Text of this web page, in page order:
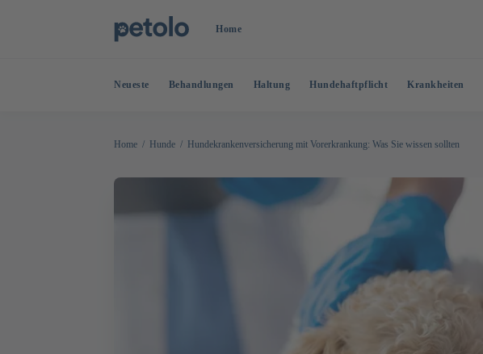
Home
Neueste Behandlungen Haltung Hundehaftpflicht Krankheiten
Home Hunde Hundekranken­versicherung mit Vorerkrankung: Was Sie wissen sollten